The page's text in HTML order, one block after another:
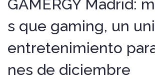
GAMERGY Madrid:
s que gaming, un
entretenimiento
nes de diciembre